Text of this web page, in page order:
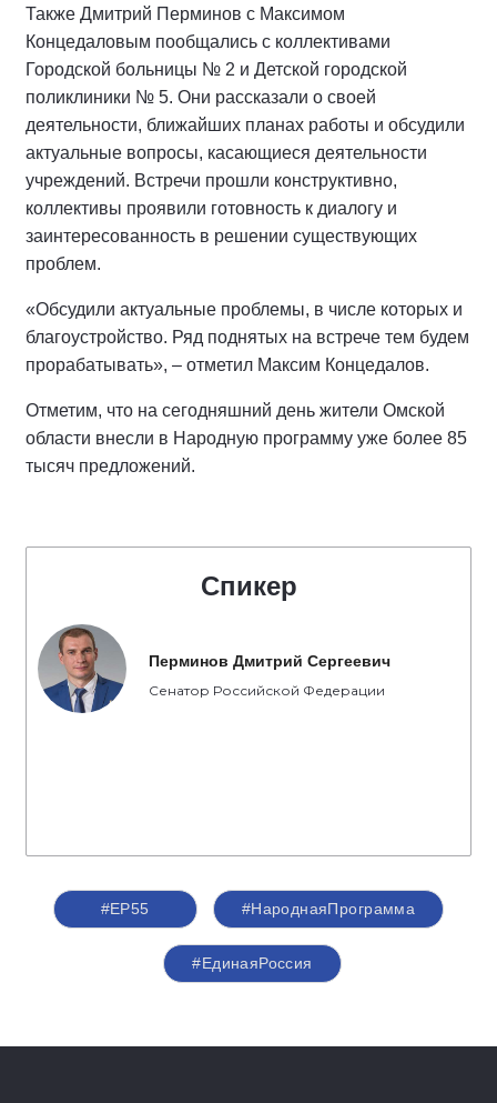
Также Дмитрий Перминов с Максимом
Концедаловым пообщались с коллективами
Городской больницы № 2 и Детской городской
поликлиники № 5. Они рассказали о своей
деятельности, ближайших планах работы и обсудили
актуальные вопросы, касающиеся деятельности
учреждений. Встречи прошли конструктивно,
коллективы проявили готовность к диалогу и
заинтересованность в решении существующих
проблем.
«Обсудили актуальные проблемы, в числе которых и
благоустройство. Ряд поднятых на встрече тем будем
прорабатывать», – отметил Максим Концедалов.
Отметим, что на сегодняшний день жители Омской
области внесли в Народную программу уже более 85
тысяч предложений.
Спикер
Перминов Дмитрий Сергеевич
Сенатор Российской Федерации
#ЕР55 #НароднаяПрограмма
#‎ЕдинаяРоссия